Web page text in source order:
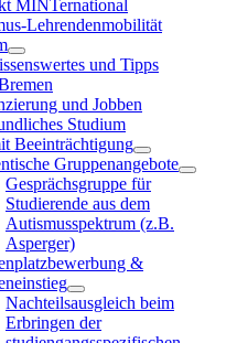
MINTernational
Lehrendenmobilität
und Tipps
und Jobben
Studium
Beeinträchtigung
Gruppenangebote
Gesprächsgruppe für
Studierende aus dem
Autismusspektrum (z.B.
Asperger)
&
Nachteilsausgleich beim
Erbringen der